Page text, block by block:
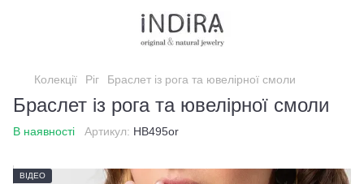
Колекції Ріг Браслет із рога та ювелірної смоли
Браслет із рога та ювелірної смоли
В наявності Артикул: HB495or
ВІДЕО